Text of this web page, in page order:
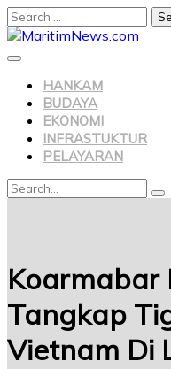
Search
for:
Skip
to
HANKAM
BUDAYA
EKONOMI
INFRASTUKTUR
PELAYARAN
Search
Koarmabar
Tangkap
Vietnam Di